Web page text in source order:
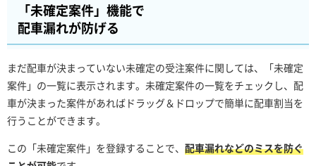
「未確定案件」機能で
配車漏れが防げる
まだ配車が決まっていない未確定の受注案件に関しては、「未確定
案件」の一覧に表示されます。未確定案件の一覧をチェックし、配
車が決まった案件があればドラッグ＆ドロップで簡単に配車割当を
行うことができます。
この「未確定案件」を登録することで、 配車漏れなどのミスを防ぐ